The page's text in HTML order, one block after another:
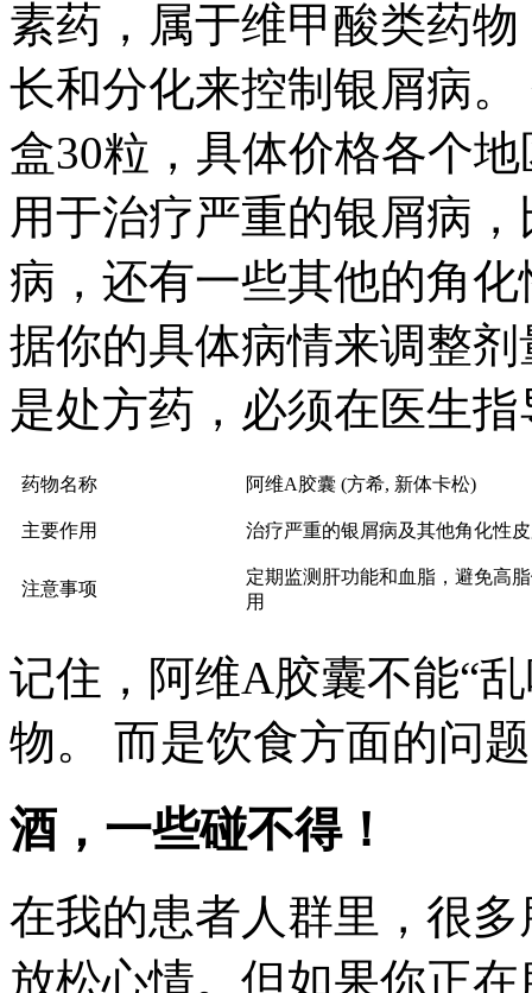
素药，属于维甲酸类药
长和分化来控制银屑病
盒30粒，具体价格各个
用于治疗严重的银屑病
病，还有一些其他的角
据你的具体病情来调整
是处方药，必须在医生
药物名称 阿维A胶囊 (方希, 新体卡松)
主要作用 治疗严重的银屑病及其他角化性
注意事项
定期监测肝功能和血脂，避免高
用
记住，阿维A胶囊不能“
物。 而是饮食方面的问
酒，一些碰不得！
在我的患者人群里，很
放松心情。但如果你正